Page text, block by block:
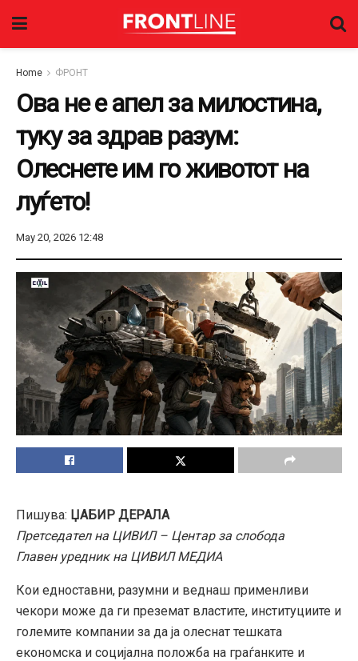
Home ФРОНТ
Ова не е апел за милостина,
туку за здрав разум:
Олеснете им го животот на
луѓето!
May 20, 2026 12:48
Пишува: ЏАБИР ДЕРАЛА
Претседател на ЦИВИЛ – Центар за слобода
Главен уредник на ЦИВИЛ МЕДИА
Кои едноставни, разумни и веднаш применливи
чекори може да ги преземат властите, институциите и
големите компании за да ја олеснат тешката
економска и социјална положба на граѓанките и